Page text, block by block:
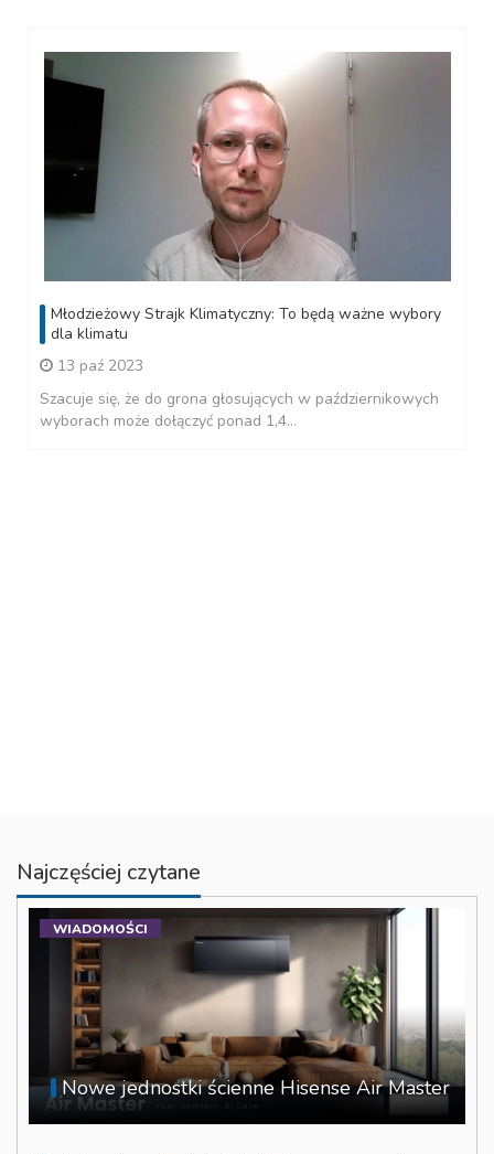
Młodzieżowy Strajk Klimatyczny: To będą ważne wybory
dla klimatu
13 paź 2023
Szacuje się, że do grona głosujących w październikowych
wyborach może dołączyć ponad 1,4...
Najczęściej czytane
Nowe jednostki ścienne Hisense Air Master
WIADOMOŚCI